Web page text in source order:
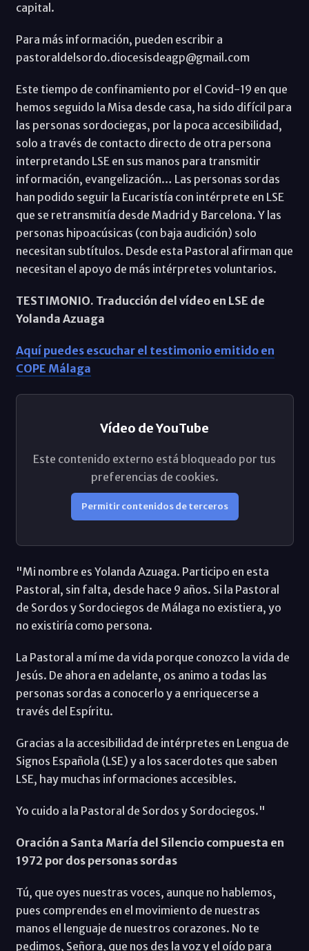
capital.
Para más información, pueden escribir a
pastoraldelsordo.diocesisdeagp@gmail.com
Este tiempo de confinamiento por el Covid-19 en que
hemos seguido la Misa desde casa, ha sido difícil para
las personas sordociegas, por la poca accesibilidad,
solo a través de contacto directo de otra persona
interpretando LSE en sus manos para transmitir
información, evangelización… Las personas sordas
han podido seguir la Eucaristía con intérprete en LSE
que se retransmitía desde Madrid y Barcelona. Y las
personas hipoacúsicas (con baja audición) solo
necesitan subtítulos. Desde esta Pastoral afirman que
necesitan el apoyo de más intérpretes voluntarios.
TESTIMONIO. Traducción del vídeo en LSE de
Yolanda Azuaga
Aquí puedes escuchar el testimonio emitido en
COPE Málaga
Vídeo de YouTube
Este contenido externo está bloqueado por tus
preferencias de cookies.
Permitir contenidos de terceros
"Mi nombre es Yolanda Azuaga. Participo en esta
Pastoral, sin falta, desde hace 9 años. Si la Pastoral
de Sordos y Sordociegos de Málaga no existiera, yo
no existiría como persona.
La Pastoral a mí me da vida porque conozco la vida de
Jesús. De ahora en adelante, os animo a todas las
personas sordas a conocerlo y a enriquecerse a
través del Espíritu.
Gracias a la accesibilidad de intérpretes en Lengua de
Signos Española (LSE) y a los sacerdotes que saben
LSE, hay muchas informaciones accesibles.
Yo cuido a la Pastoral de Sordos y Sordociegos."
Oración a Santa María del Silencio compuesta en
1972 por dos personas sordas
Tú, que oyes nuestras voces, aunque no hablemos,
pues comprendes en el movimiento de nuestras
manos el lenguaje de nuestros corazones. No te
pedimos, Señora, que nos des la voz y el oído para